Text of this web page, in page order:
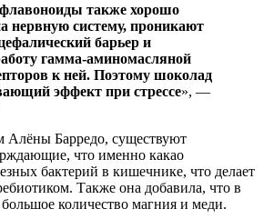
также хорошо
нервную систему, проникают
барьер и
гамма-аминомасляной
к ней. Поэтому шоколад
эффект при стрессе», —
Алёны Барредо, существуют
что именно какао
бактерий в кишечнике, что делает
Также она добавила, что в
количество магния и меди.